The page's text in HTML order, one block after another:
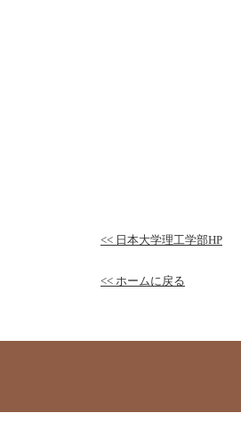
<< 日本大学理工学部HP
<< ホームに戻る